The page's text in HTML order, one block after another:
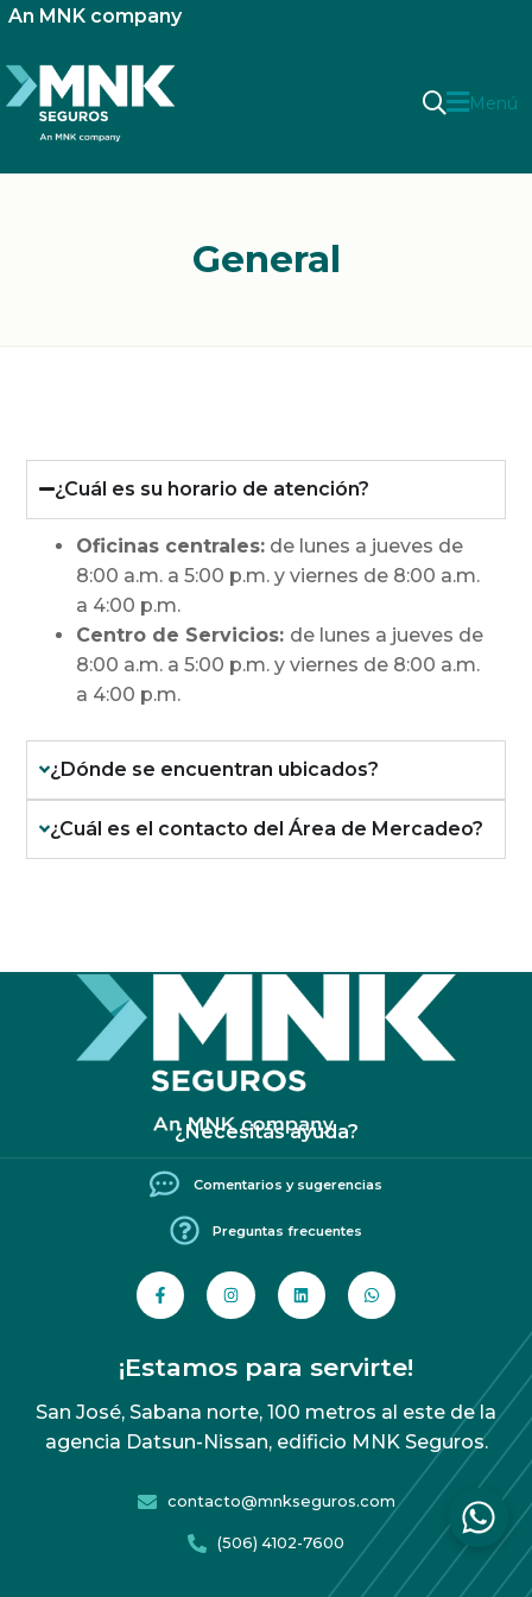
An MNK company
Menú
General
¿Cuál es su horario de atención?
Oficinas centrales: de lunes a jueves de
8:00 a.m. a 5:00 p.m. y viernes de 8:00 a.m.
a 4:00 p.m.
Centro de Servicios: de lunes a jueves de
8:00 a.m. a 5:00 p.m. y viernes de 8:00 a.m.
a 4:00 p.m.
¿Dónde se encuentran ubicados?
¿Cuál es el contacto del Área de Mercadeo?
¿Necesitás ayuda?
Comentarios y sugerencias
Preguntas frecuentes
¡Estamos para servirte!
San José, Sabana norte, 100 metros al este de la
agencia Datsun-Nissan, edificio MNK Seguros.
contacto@mnkseguros.com
(506) 4102-7600